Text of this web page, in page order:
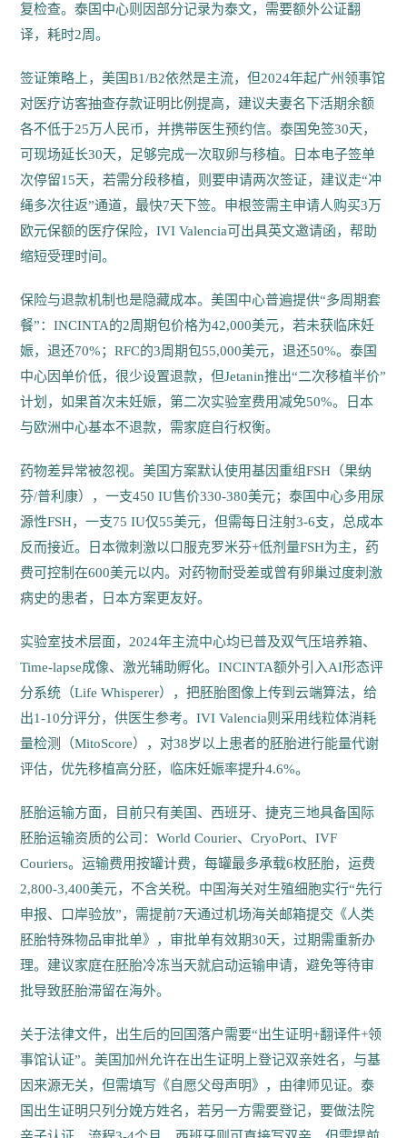
复检查。泰国中心则因部分记录为泰文，需要额外公证翻
译，耗时2周。
签证策略上，美国B1/B2依然是主流，但2024年起广州领事馆
对医疗访客抽查存款证明比例提高，建议夫妻名下活期余额
各不低于25万人民币，并携带医生预约信。泰国免签30天，
可现场延长30天，足够完成一次取卵与移植。日本电子签单
次停留15天，若需分段移植，则要申请两次签证，建议走“冲
绳多次往返”通道，最快7天下签。申根签需主申请人购买3万
欧元保额的医疗保险，IVI Valencia可出具英文邀请函，帮助
缩短受理时间。
保险与退款机制也是隐藏成本。美国中心普遍提供“多周期套
餐”：INCINTA的2周期包价格为42,000美元，若未获临床妊
娠，退还70%；RFC的3周期包55,000美元，退还50%。泰国
中心因单价低，很少设置退款，但Jetanin推出“二次移植半价”
计划，如果首次未妊娠，第二次实验室费用减免50%。日本
与欧洲中心基本不退款，需家庭自行权衡。
药物差异常被忽视。美国方案默认使用基因重组FSH（果纳
芬/普利康），一支450 IU售价330-380美元；泰国中心多用尿
源性FSH，一支75 IU仅55美元，但需每日注射3-6支，总成本
反而接近。日本微刺激以口服克罗米芬+低剂量FSH为主，药
费可控制在600美元以内。对药物耐受差或曾有卵巢过度刺激
病史的患者，日本方案更友好。
实验室技术层面，2024年主流中心均已普及双气压培养箱、
Time-lapse成像、激光辅助孵化。INCINTA额外引入AI形态评
分系统（Life Whisperer），把胚胎图像上传到云端算法，给
出1-10分评分，供医生参考。IVI Valencia则采用线粒体消耗
量检测（MitoScore），对38岁以上患者的胚胎进行能量代谢
评估，优先移植高分胚，临床妊娠率提升4.6%。
胚胎运输方面，目前只有美国、西班牙、捷克三地具备国际
胚胎运输资质的公司：World Courier、CryoPort、IVF
Couriers。运输费用按罐计费，每罐最多承载6枚胚胎，运费
2,800-3,400美元，不含关税。中国海关对生殖细胞实行“先行
申报、口岸验放”，需提前7天通过机场海关邮箱提交《人类
胚胎特殊物品审批单》，审批单有效期30天，过期需重新办
理。建议家庭在胚胎冷冻当天就启动运输申请，避免等待审
批导致胚胎滞留在海外。
关于法律文件，出生后的回国落户需要“出生证明+翻译件+领
事馆认证”。美国加州允许在出生证明上登记双亲姓名，与基
因来源无关，但需填写《自愿父母声明》，由律师见证。泰
国出生证明只列分娩方姓名，若另一方需要登记，要做法院